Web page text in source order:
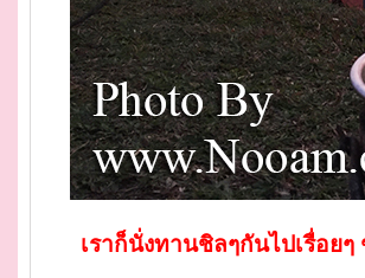
เราก็นั่งทานชิลๆกันไปเรื่อย